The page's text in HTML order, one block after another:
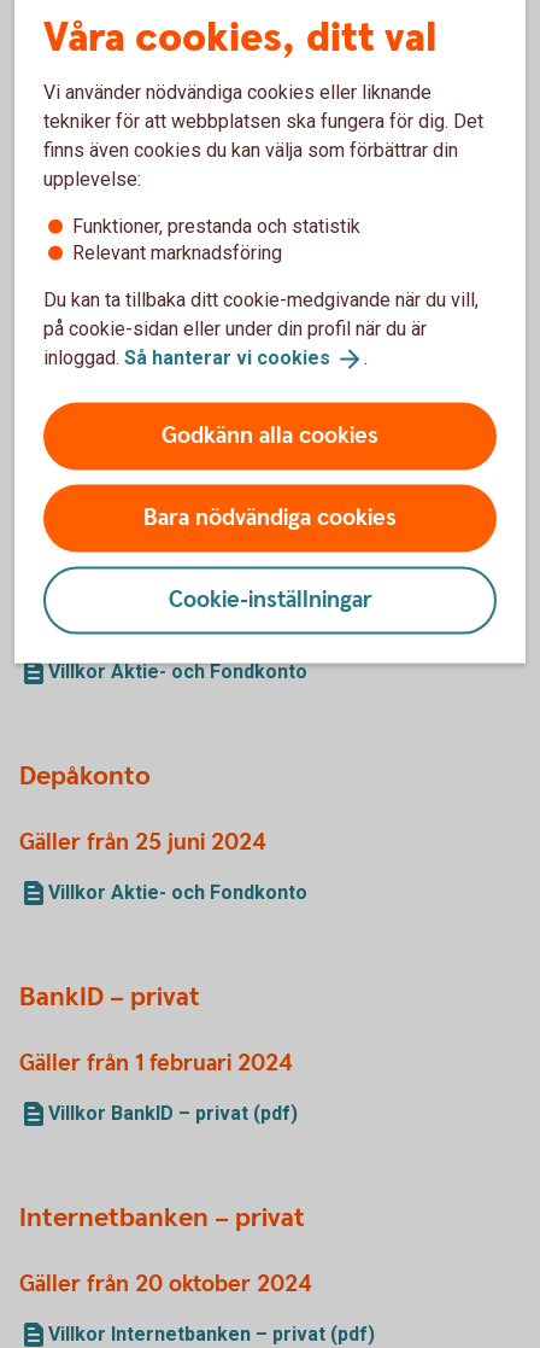
Gäller från 25 juni 2024
Villkor Aktie- och Fondkonto
ISK
Gäller från 24 juni 2024
Villkor Investeringssparkonto (ISK)
Villkor för Investeringssparkonto (ISK) Fond (pdf)
IPS
Gäller från 24 juni 2024
Villkor Pensionssparkonto (IPS)
Villkor Pensionssparkonto (IPS) Fond
Villkor Aktie- och Fondkonto
Depåkonto
Gäller från 25 juni 2024
Villkor Aktie- och Fondkonto
BankID – privat
Gäller från 1 februari 2024
Villkor BankID – privat (pdf)
Internetbanken – privat
Gäller från 20 oktober 2024
Villkor Internetbanken – privat (pdf)
Våra cookies, ditt val
Vi använder nödvändiga cookies eller liknande
tekniker för att webbplatsen ska fungera för dig. Det
finns även cookies du kan välja som förbättrar din
upplevelse:
Funktioner, prestanda och statistik
Relevant marknadsföring
Du kan ta tillbaka ditt cookie-medgivande när du vill,
på cookie-sidan eller under din profil när du är
inloggad. Så hanterar vi cookies .
Godkänn alla cookies
Bara nödvändiga cookies
Cookie-inställningar